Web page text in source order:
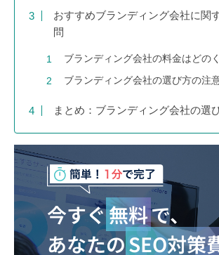
おすすめブランディング会社に関
問
ブランディング会社の料金はどの
ブランディング会社の選び方の注
まとめ：ブランディング会社の選
今すぐ無料で、
あなたのSEO対策